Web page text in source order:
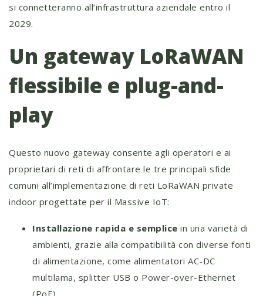
si connetteranno all’infrastruttura aziendale entro il
2029.
Un gateway LoRaWAN
flessibile e plug-and-
play
Questo nuovo gateway consente agli operatori e ai
proprietari di reti di affrontare le tre principali sfide
comuni all’implementazione di reti LoRaWAN private
indoor progettate per il Massive IoT:
Installazione rapida e semplice in una varietà di
ambienti, grazie alla compatibilità con diverse fonti
di alimentazione, come alimentatori AC-DC
multilama, splitter USB o Power-over-Ethernet
(PoE),